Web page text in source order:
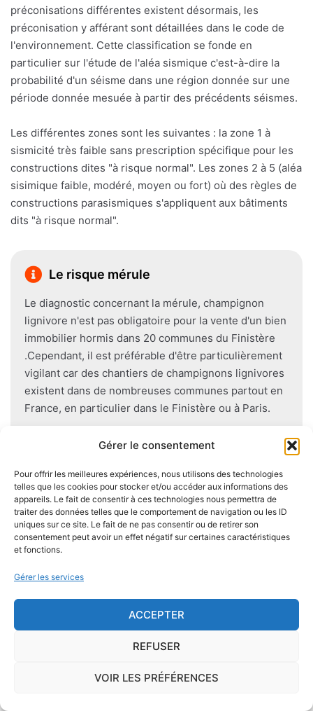
Gérer le consentement
Pour offrir les meilleures expériences, nous utilisons des technologies
telles que les cookies pour stocker et/ou accéder aux informations des
appareils. Le fait de consentir à ces technologies nous permettra de
traiter des données telles que le comportement de navigation ou les ID
uniques sur ce site. Le fait de ne pas consentir ou de retirer son
consentement peut avoir un effet négatif sur certaines caractéristiques
et fonctions.
Gérer les services
ACCEPTER
REFUSER
VOIR LES PRÉFÉRENCES
préconisations différentes existent désormais, les
préconisation y afférant sont détaillées dans le code de
l'environnement. Cette classification se fonde en
particulier sur l'étude de l'aléa sismique c'est-à-dire la
probabilité d'un séisme dans une région donnée sur une
période donnée mesuée à partir des précédents séismes.
Les différentes zones sont les suivantes : la zone 1 à
sismicité très faible sans prescription spécifique pour les
constructions dites "à risque normal". Les zones 2 à 5 (aléa
sisimique faible, modéré, moyen ou fort) où des règles de
constructions parasismiques s'appliquent aux bâtiments
dits "à risque normal".
Le risque mérule
Le diagnostic concernant la mérule, champignon
lignivore n'est pas obligatoire pour la vente d'un bien
immobilier hormis dans 20 communes du Finistère
.Cependant, il est préférable d'être particulièrement
vigilant car des chantiers de champignons lignivores
existent dans de nombreuses communes partout en
France, en particulier dans le Finistère ou à Paris.
Pour se prémunir autant que possible d'éventuelles
du logement, il convient de respecter certaines
règles comme l'utilisation des bois secs, le fait
d'éviter autant que possible lecontact direct entre
le bois et le sol, de s'assurer de l'étanchéité des
façades et toitures, de prévoir des aérations en
Je demande le descriptif des